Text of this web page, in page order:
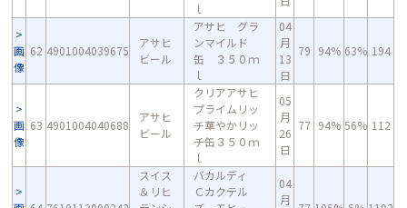
ｌ
画
像
62 4901004039675
アサヒ
ビール
アサヒ グラ
ンマイルド
缶 ３５０ｍ
ｌ
04
月
13
日
79 94% 63% 194
画
像
63 4901004040688
アサヒ
ビール
クリアアサヒ
プライムリッ
チ華やかリッ
チ缶３５０ｍ
ｌ
05
月
26
日
77 94% 56% 112
スイス
＆リヒ
バカルディ
Ｃカクテル
04
月